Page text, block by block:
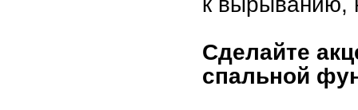
Сделайте
спальной